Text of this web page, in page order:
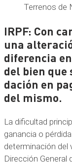
Terrenos de
IRPF: Con
una
diferencia
del bien
dación en
del mismo.
La dificultad
ganancia o
determinación del
Dirección General